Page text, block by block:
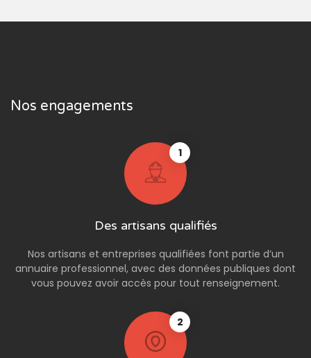
Nos engagements
1
Des artisans qualifiés
Nos artisans et entreprises qualifiées font partie d’un
annuaire professionnel, avec des données publiques dont
vous pouvez avoir accès pour tout renseignement.
2